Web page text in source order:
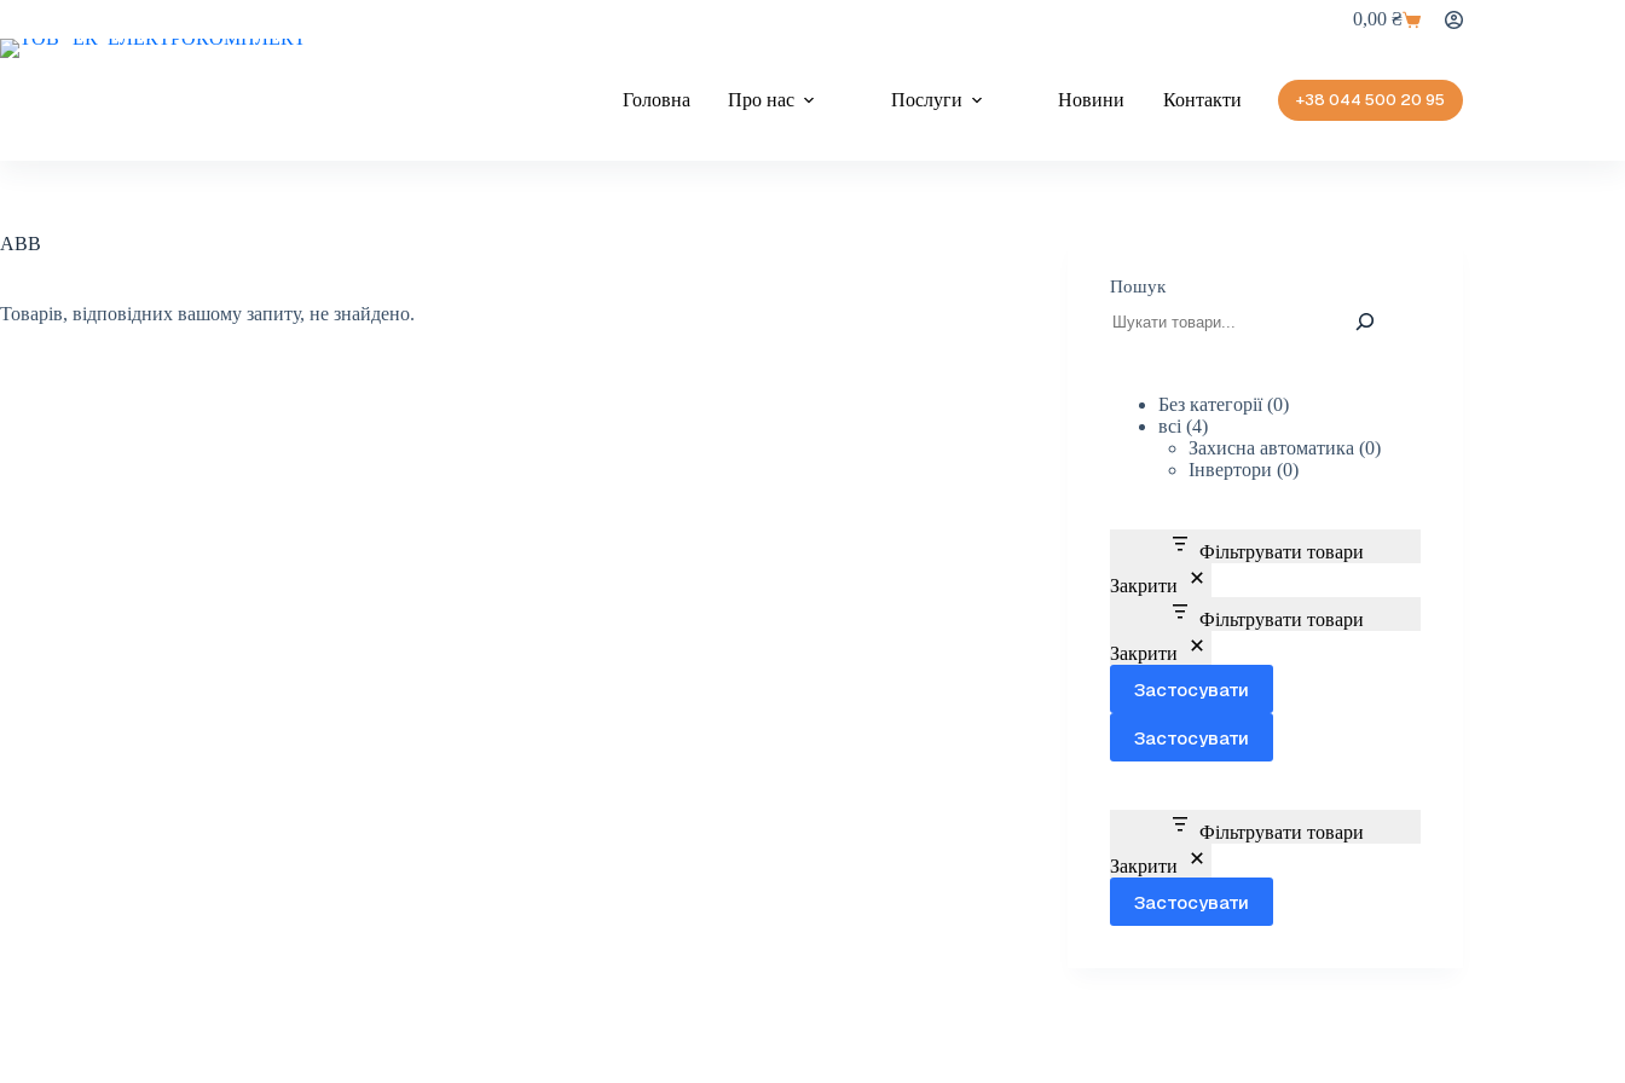
вмісту
Кошик
0,00 ₴
Головна Про нас Послуги Новини Контакти +38 044 500 20 95
ABB
Товарів, відповідних вашому запиту, не знайдено.
Пошук
Без категорії 00
всі 44
товари
Захисна автоматика 00
Інвертори 00
Фільтрувати товари
Закрити
Фільтрувати товари
Закрити
Застосувати
Застосувати
Фільтрувати товари
Закрити
Застосувати